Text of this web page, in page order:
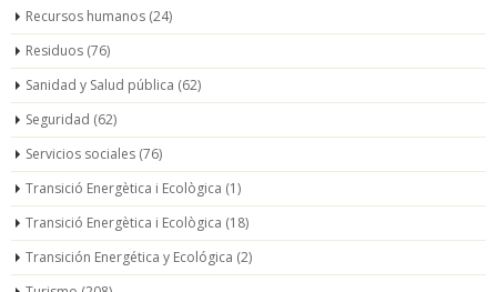
Recursos humanos (24)
Residuos (76)
Sanidad y Salud pública (62)
Seguridad (62)
Servicios sociales (76)
Transició Energètica i Ecològica (1)
Transició Energètica i Ecològica (18)
Transición Energética y Ecológica (2)